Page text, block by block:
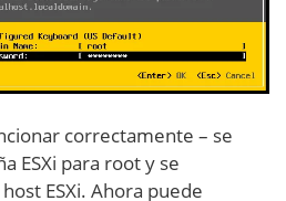
correctamente – se
ESXi para root y se
ESXi. Ahora puede